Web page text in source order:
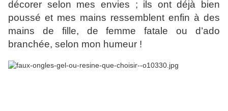
décorer selon mes envies ; ils ont déjà bien
poussé et mes mains ressemblent enfin à des
mains de fille, de femme fatale ou d’ado
branchée, selon mon humeur !